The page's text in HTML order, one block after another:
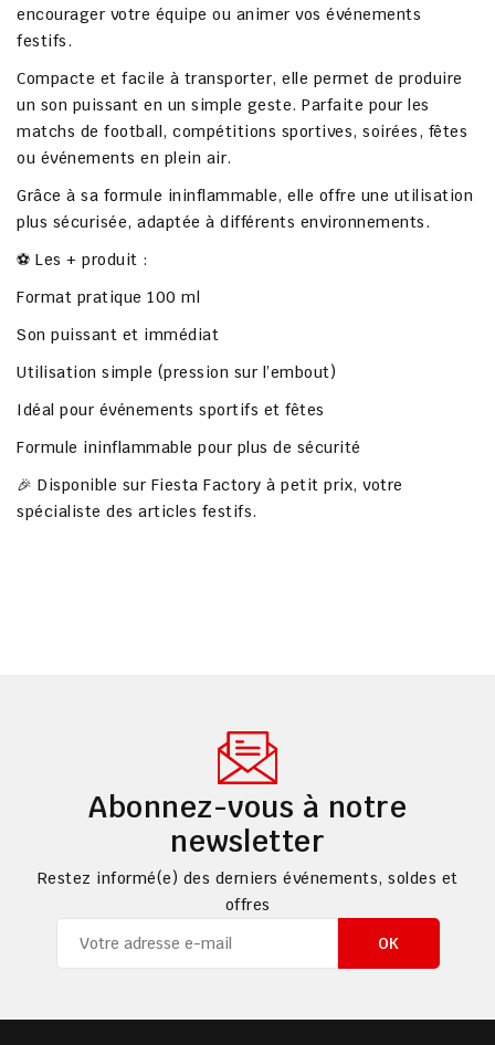
encourager votre équipe ou animer vos événements
festifs.
Compacte et facile à transporter, elle permet de produire
un son puissant en un simple geste. Parfaite pour les
matchs de football, compétitions sportives, soirées, fêtes
ou événements en plein air.
Grâce à sa formule ininflammable, elle offre une utilisation
plus sécurisée, adaptée à différents environnements.
⚽ Les + produit :
Format pratique 100 ml
Son puissant et immédiat
Utilisation simple (pression sur l’embout)
Idéal pour événements sportifs et fêtes
Formule ininflammable pour plus de sécurité
🎉 Disponible sur Fiesta Factory à petit prix, votre
spécialiste des articles festifs.
Abonnez-vous à notre
newsletter
Restez informé(e) des derniers événements, soldes et
offres